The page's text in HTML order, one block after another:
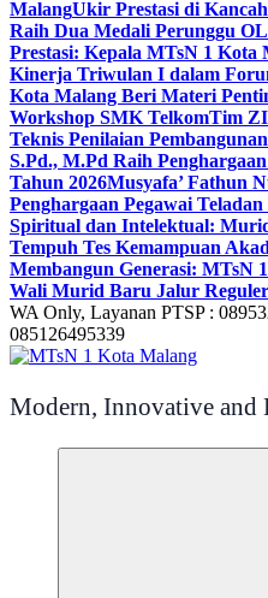
MalangUkir Prestasi di
Raih Dua Medali Perunggu
Prestasi: Kepala MTsN 1 Kota
Kinerja Triwulan I dalam
Kota Malang Beri Materi
Workshop SMK TelkomTim ZI
Teknis Penilaian
S.Pd., M.Pd Raih
Tahun 2026Musyafa’ Fathun
Penghargaan Pegawai
Spiritual dan Intelektual:
Tempuh Tes Kemampuan
Membangun Generasi: MTsN
Wali Murid Baru Jalur
WA Only, Layanan PTSP :
085126495339
Modern, Innovative and